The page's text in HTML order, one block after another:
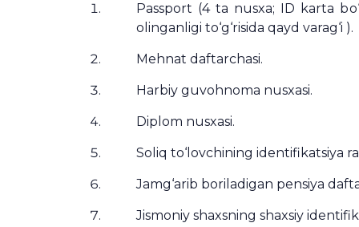
Passport (4 ta nusxa; ID karta
olinganligi to‘g‘risida qayd varag‘i ).
Mehnat daftarchasi.
Harbiy guvohnoma nusxasi.
Diplom nusxasi.
Soliq to‘lovchining identifikatsiya
Jamg‘arib boriladigan pensiya
Jismoniy shaxsning shaxsiy